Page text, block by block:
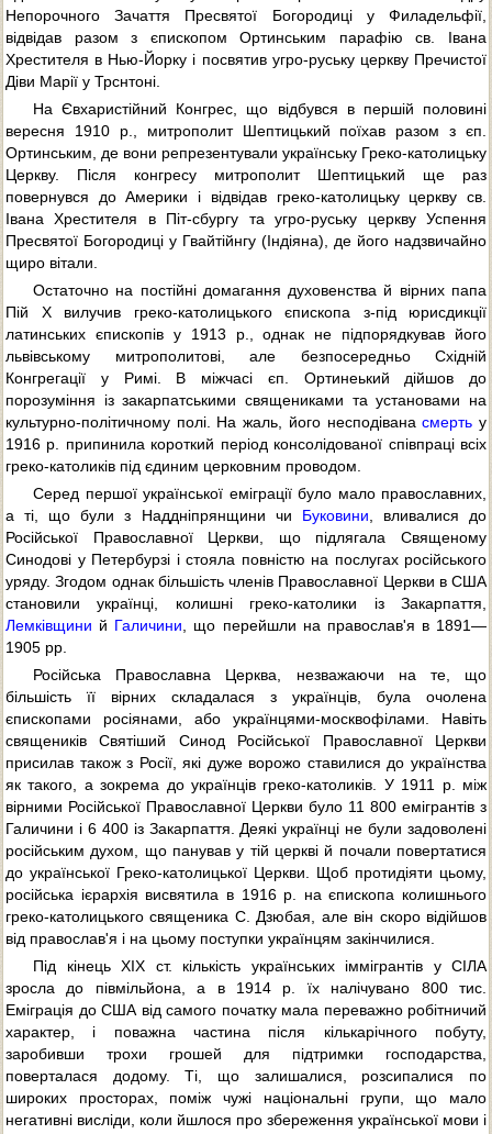
Непорочного Зачаття Пресвятої Богородиці у Филадельфії,
відвідав разом з єпископом Ортинським парафію св. Івана
Хрестителя в Нью-Йорку і посвятив угро-руську церкву Пречистої
Діви Марії у Трснтоні.
На Євхаристійний Конгрес, що відбувся в першій половині
вересня 1910 p., митрополит Шептицький поїхав разом з єп.
Ортинським, де вони репрезентували українську Греко-католицьку
Церкву. Після конгресу митрополит Шептицький ще раз
повернувся до Америки і відвідав греко-католицьку церкву св.
Івана Хрестителя в Піт-сбургу та угро-руську церкву Успення
Пресвятої Богородиці у Гвайтійнгу (Індіяна), де його надзвичайно
щиро вітали.
Остаточно на постійні домагання духовенства й вірних папа
Пій X вилучив греко-католицького єпископа з-під юрисдикції
латинських єпископів у 1913 p., однак не підпорядкував його
львівському митрополитові, але безпосередньо Східній
Конгрегації у Римі. В міжчасі єп. Ортинеький дійшов до
порозуміння із закарпатськими священиками та установами на
культурно-політичному полі. На жаль, його несподіванасмерть у
1916 р. припинила короткий період консолідованої співпраці всіх
греко-католиків під єдиним церковним проводом.
Серед першої української еміграції було мало православних,
а ті, що були з Наддніпрянщини чи Буковини , вливалися до
Російської Православної Церкви, що підлягала Священому
Синодові у Петербурзі і стояла повністю на послугах російського
уряду. Згодом однак більшість членів Православної Церкви в США
становили українці, колишні греко-католики із Закарпаття,
Лемківщини й Галичини , що перейшли на православ'я в 1891—
1905 pp.
Російська Православна Церква, незважаючи на те, що
більшість її вірних складалася з українців, була очолена
єпископами росіянами, або українцями-москвофілами. Навіть
священиків Святіший Синод Російської Православної Церкви
присилав також з Росії, які дуже ворожо ставилися до українства
як такого, а зокрема до українців греко-католиків. У 1911 р. між
вірними Російської Православної Церкви було 11 800 емігрантів з
Галичини і 6 400 із Закарпаття. Деякі українці не були задоволені
російським духом, що панував у тій церкві й почали повертатися
до української Греко-католицької Церкви. Щоб протидіяти цьому,
російська ієрархія висвятила в 1916 р. на єпископа колишнього
греко-католицького священика С. Дзюбая, але він скоро відійшов
від православ'я і на цьому поступки українцям закінчилися.
Під кінець XIX ст. кількість українських іммігрантів у СІЛА
зросла до півмільйона, а в 1914 р. їх налічувано 800 тис.
Еміграція до США від самого початку мала переважно робітничий
характер, і поважна частина після кількарічного побуту,
заробивши трохи грошей для підтримки господарства,
поверталася додому. Ті, що залишалися, розсипалися по
широких просторах, поміж чужі національні групи, що мало
негативні висліди, коли йшлося про збереження української мови і